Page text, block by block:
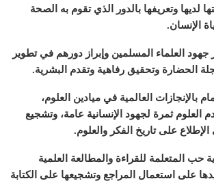
لديها وتعريفها بالدور الذي تقوم به الصحة
الإنسان.
جهود العلماء المسلمين وإبراز دورهم في تطوير
الحضارة وتحقيق رفاهية وتقدم البشرية.
بالإنجازات العالمية في ميادين العلوم،
العلوم ثمرة لجهود الإنسانية عامة، وتشجيع
الإطلاع على تاريخ الفكر والعلوم.
حب المتعلمة للقراءة والمطالعة العلمية
على استعمال المراجع وتشجيعها على الكتابة